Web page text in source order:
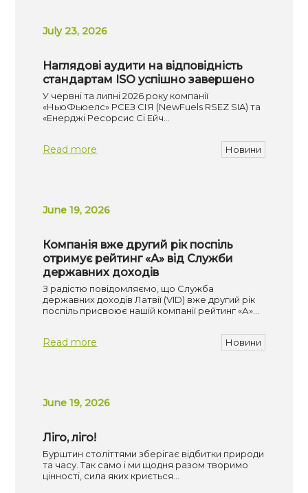
July 23, 2026
Наглядові аудити на відповідність
стандартам ISO успішно завершено
У червні та липні 2026 року компанії
«НьюФьюелс» РСЕЗ СІЯ (NewFuels RSEZ SIA) та
«Енерджі Ресорсис Сі Ейч…
Read more Новини
June 19, 2026
Компанія вже другий рік поспіль
отримує рейтинг «А» від Служби
державних доходів
З радістю повідомляємо, що Служба
державних доходів Латвії (VID) вже другий рік
поспіль присвоює нашій компанії рейтинг «А»…
Read more Новини
June 19, 2026
Ліго, ліго!
Бурштин століттями зберігає відбитки природи
та часу. Так само і ми щодня разом творимо
цінності, сила яких криється…